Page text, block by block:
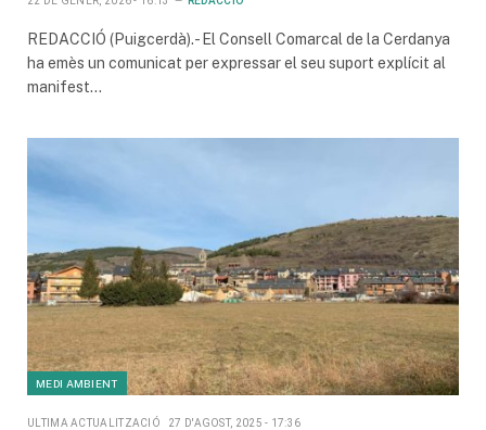
REDACCIÓ (Puigcerdà).- El Consell Comarcal de la Cerdanya
ha emès un comunicat per expressar el seu suport explícit al
manifest…
MEDI AMBIENT
ULTIMA ACTUALITZACIÓ 27 D'AGOST, 2025 - 17:36